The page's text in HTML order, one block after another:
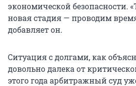
экономической безопасности.
новая стадия — проводим
добавляет он.
Ситуация с долгами, как
довольно далека от
этого года арбитражный суд